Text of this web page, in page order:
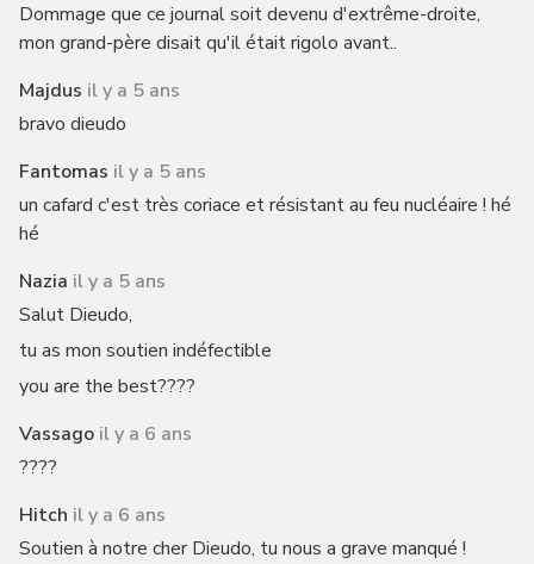
Dommage que ce journal soit devenu d'extrême-droite,
mon grand-père disait qu'il était rigolo avant..
Majdus il y a 5 ans
bravo dieudo
Fantomas il y a 5 ans
un cafard c'est très coriace et résistant au feu nucléaire ! hé
hé
Nazia il y a 5 ans
Salut Dieudo,
tu as mon soutien indéfectible
you are the best????
Vassago il y a 6 ans
????
Hitch il y a 6 ans
Soutien à notre cher Dieudo, tu nous a grave manqué !